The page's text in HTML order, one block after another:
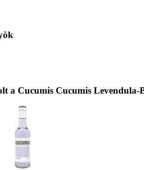
a Cucumis Cucumis